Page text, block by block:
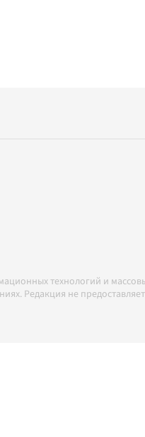
технологий и
Редакция не